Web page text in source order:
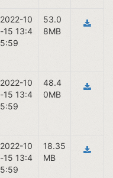
2022-10
-15 13:4
5:59
53.0
8MB
2022-10
-15 13:4
5:59
48.4
0MB
2022-10
-15 13:4
5:59
18.35
MB